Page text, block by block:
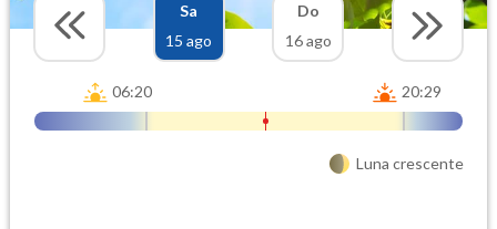
Sa
15 ago
Do
16 ago
06:20 20:29
Luna crescente